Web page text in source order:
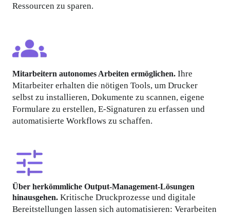
Ressourcen zu sparen.
Mitarbeitern autonomes Arbeiten ermöglichen. Ihre
Mitarbeiter erhalten die nötigen Tools, um Drucker
selbst zu installieren, Dokumente zu scannen, eigene
Formulare zu erstellen, E-Signaturen zu erfassen und
automatisierte Workflows zu schaffen.
Über herkömmliche Output-Management-Lösungen
hinausgehen. Kritische Druckprozesse und digitale
Bereitstellungen lassen sich automatisieren: Verarbeiten